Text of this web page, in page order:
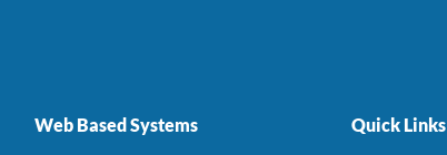
Web Based Systems Quick Links